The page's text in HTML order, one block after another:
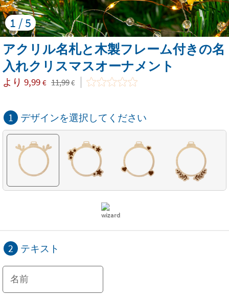
1 / 5
アクリル名札と木製フレーム付きの名
入れクリスマスオーナメント
より 9,99 € 11,99€
1 デザインを選択してください
2 テキスト